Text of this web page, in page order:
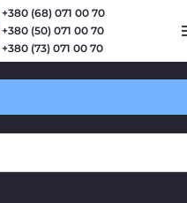
Оплата і доставка
+380 (68) 071 00 70
+380 (50) 071 00 70
+380 (73) 071 00 70